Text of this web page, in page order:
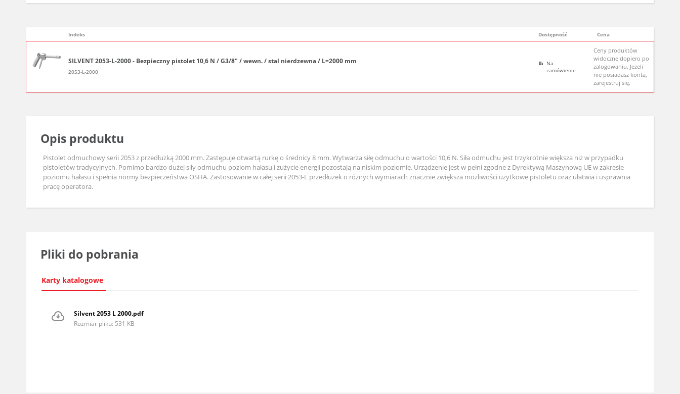
Indeks Dostępność Cena
SILVENT 2053-L-2000 - Bezpieczny pistolet 10,6 N / G3/8" / wewn. / stal nierdzewna / L=2000 mm
2053-L-2000
Na
zamówienie
Ceny produktów
widoczne dopiero po
zalogowaniu. Jeżeli
nie posiadasz konta,
zarejestruj się.
Opis produktu
Pistolet odmuchowy serii 2053 z przedłużką 2000 mm. Zastępuje otwartą rurkę o średnicy 8 mm. Wytwarza siłę odmuchu o wartości 10,6 N. Siła odmuchu jest trzykrotnie większa niż w przypadku
pistoletów tradycyjnych. Pomimo bardzo dużej siły odmuchu poziom hałasu i zużycie energii pozostają na niskim poziomie. Urządzenie jest w pełni zgodne z Dyrektywą Maszynową UE w zakresie
poziomu hałasu i spełnia normy bezpieczeństwa OSHA. Zastosowanie w całej serii 2053-L przedłużek o różnych wymiarach znacznie zwiększa możliwości użytkowe pistoletu oraz ułatwia i usprawnia
pracę operatora.
Pliki do pobrania
Karty katalogowe
Silvent 2053 L 2000.pdf
Rozmiar pliku: 531 KB